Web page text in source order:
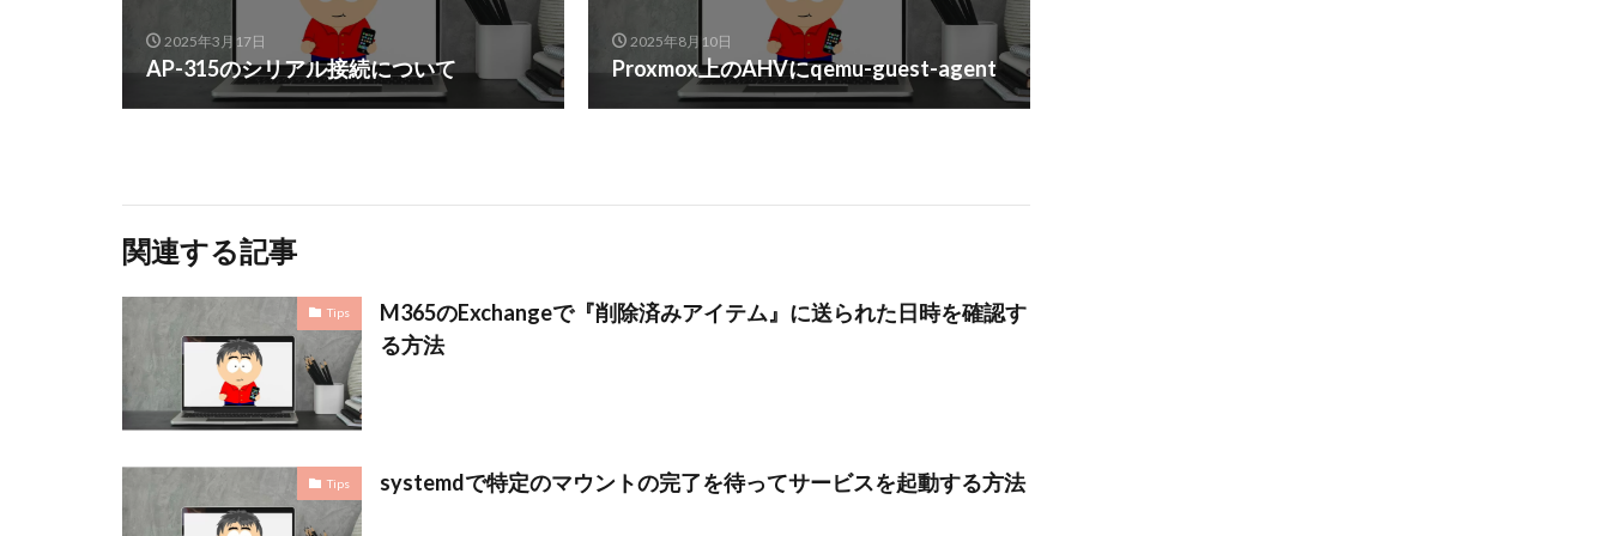
2025年3月17日
AP-315のシリアル接続について
2025年8月10日
Proxmox上のAHVにqemu-guest-agent
関連する記事
Tips
M365のExchangeで『削除済みアイテム』に送られた日時を確認す
る方法
Tips systemdで特定のマウントの完了を待ってサービスを起動する方法